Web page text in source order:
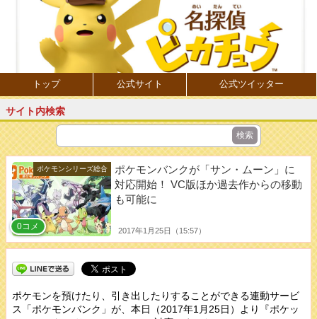
トップ 公式サイト 公式ツイッター
サイト内検索
ポケモンシリーズ総合
2017年1月25日（15:57）
ポケモンバンクが「サン・ムーン」に
対応開始！ VC版ほか過去作からの移動
も可能に
0コメ
ポケモンを預けたり、引き出したりすることができる連動サービ
ス「ポケモンバンク」が、本日（2017年1月25日）より『ポケッ